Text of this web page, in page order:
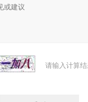
请输入计算